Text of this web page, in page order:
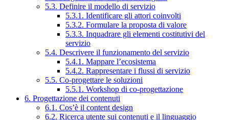
5.3. Definire il modello di servizio
5.3.1. Identificare gli attori coinvolti
5.3.2. Formulare la proposta di valore
5.3.3. Inquadrare gli elementi costitutivi del
servizio
5.4. Descrivere il funzionamento del servizio
5.4.1. Mappare l’ecosistema
5.4.2. Rappresentare i flussi di servizio
5.5. Co-progettare le soluzioni
5.5.1. Workshop di co-progettazione
6. Progettazione dei contenuti
6.1. Cos’è il content design
6.2. Ricerca utente sui contenuti e il linguaggio